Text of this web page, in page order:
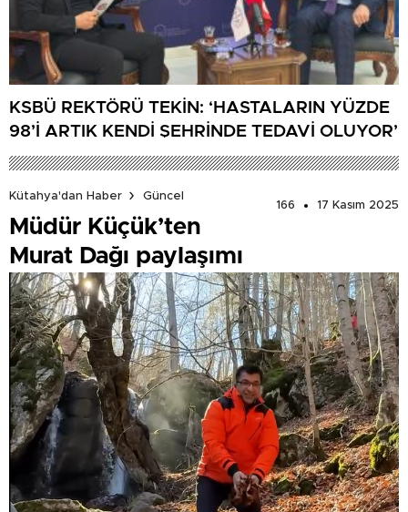
KSBÜ REKTÖRÜ TEKİN: ‘HASTALARIN YÜZDE
98’İ ARTIK KENDİ ŞEHRİNDE TEDAVİ OLUYOR’
Kütahya'dan Haber
Güncel
166
17 Kasım 2025
Müdür Küçük’ten
Murat Dağı paylaşımı